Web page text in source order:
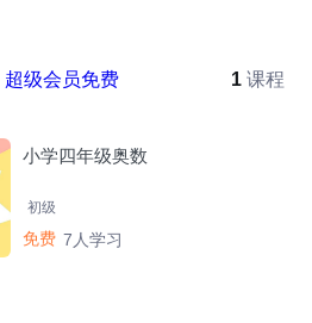
超级会员免费 1 课程
小学四年级奥数
初级
免费 7人学习